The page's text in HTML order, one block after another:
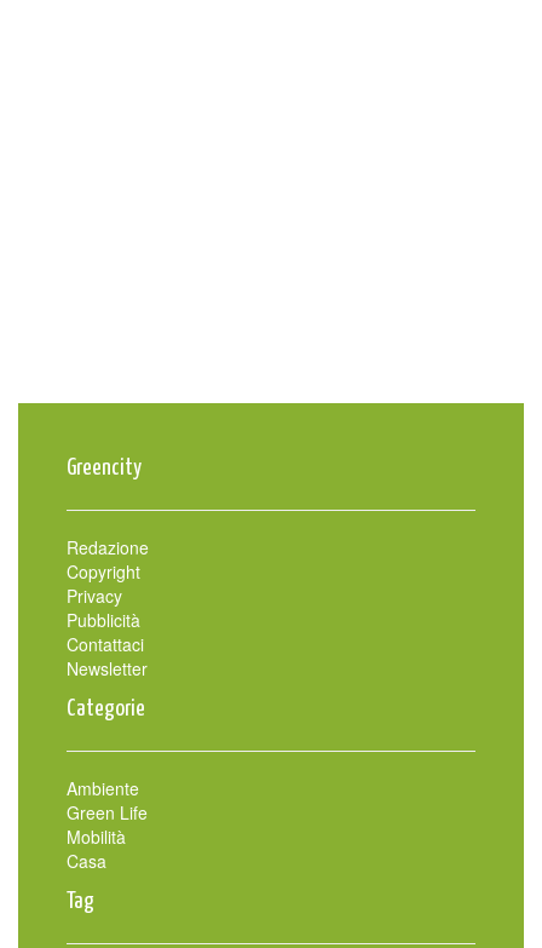
Greencity
Redazione
Copyright
Privacy
Pubblicità
Contattaci
Newsletter
Categorie
Ambiente
Green Life
Mobilità
Casa
Tag